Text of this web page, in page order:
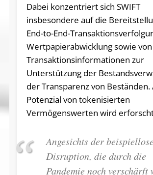
Dabei konzentriert sich SWIFT
insbesondere auf die
End-to-End-
Wertpapierabwicklung sowie
Transaktionsinformationen zur
Unterstützung der
der Transparenz von Beständen.
Potenzial von tokenisierten
Vermögenswerten wird
Angesichts der
Disruption, die durch die
Pandemie noch verschärft